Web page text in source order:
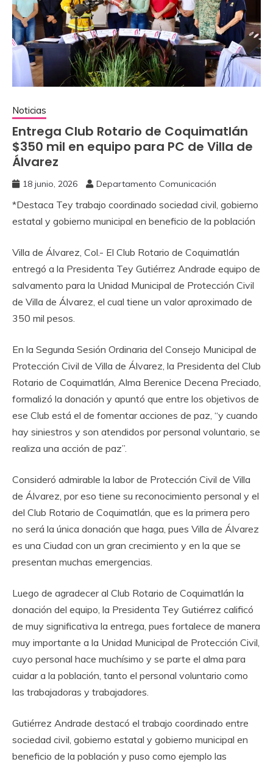
Noticias
Entrega Club Rotario de Coquimatlán
$350 mil en equipo para PC de Villa de
Álvarez
18 junio, 2026 Departamento Comunicación
*Destaca Tey trabajo coordinado sociedad civil, gobierno
estatal y gobierno municipal en beneficio de la población
Villa de Álvarez, Col.- El Club Rotario de Coquimatlán
entregó a la Presidenta Tey Gutiérrez Andrade equipo de
salvamento para la Unidad Municipal de Protección Civil
de Villa de Álvarez, el cual tiene un valor aproximado de
350 mil pesos.
En la Segunda Sesión Ordinaria del Consejo Municipal de
Protección Civil de Villa de Álvarez, la Presidenta del Club
Rotario de Coquimatlán, Alma Berenice Decena Preciado,
formalizó la donación y apuntó que entre los objetivos de
ese Club está el de fomentar acciones de paz, “y cuando
hay siniestros y son atendidos por personal voluntario, se
realiza una acción de paz”.
Consideró admirable la labor de Protección Civil de Villa
de Álvarez, por eso tiene su reconocimiento personal y el
del Club Rotario de Coquimatlán, que es la primera pero
no será la única donación que haga, pues Villa de Álvarez
es una Ciudad con un gran crecimiento y en la que se
presentan muchas emergencias.
Luego de agradecer al Club Rotario de Coquimatlán la
donación del equipo, la Presidenta Tey Gutiérrez calificó
de muy significativa la entrega, pues fortalece de manera
muy importante a la Unidad Municipal de Protección Civil,
cuyo personal hace muchísimo y se parte el alma para
cuidar a la población, tanto el personal voluntario como
las trabajadoras y trabajadores.
Gutiérrez Andrade destacó el trabajo coordinado entre
sociedad civil, gobierno estatal y gobierno municipal en
beneficio de la población y puso como ejemplo las